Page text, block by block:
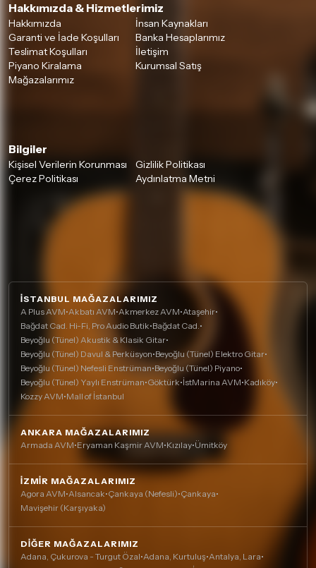
Hakkımızda & Hizmetlerimiz
Hakkımızda
İnsan Kaynakları
Garanti ve İade Koşulları
Banka Hesaplarımız
Teslimat Koşulları
İletişim
Piyano Kiralama
Kurumsal Satış
Mağazalarımız
Bilgiler
Kişisel Verilerin Korunması
Gizlilik Politikası
Çerez Politikası
Aydınlatma Metni
İSTANBUL MAĞAZALARIMIZ
A Plus AVM•Akbatı AVM•Akmerkez AVM•Ataşehir•
Bağdat Cad. Hi-Fi, Pro Audio Butik•Bağdat Cad.•
Beyoğlu (Tünel) Akustik & Klasik Gitar•
Beyoğlu (Tünel) Davul & Perküsyon•Beyoğlu (Tünel) Elektro Gitar•
Beyoğlu (Tünel) Nefesli Enstrüman•Beyoğlu (Tünel) Piyano•
Beyoğlu (Tünel) Yaylı Enstrüman•Göktürk•İstMarina AVM•Kadıköy•
Kozzy AVM•Mall of İstanbul
ANKARA MAĞAZALARIMIZ
Armada AVM•Eryaman Kaşmir AVM•Kızılay•Ümitköy
İZMIR MAĞAZALARIMIZ
Agora AVM•Alsancak•Çankaya (Nefesli)•Çankaya•
Mavişehir (Karşıyaka)
DIĞER MAĞAZALARIMIZ
Adana, Çukurova - Turgut Özal•Adana, Kurtuluş•Antalya, Lara•